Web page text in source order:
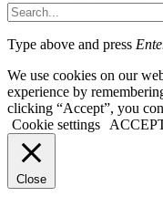
Type above and press
We use cookies on our
experience by
clicking “Accept”, you
Cookie settings
Close